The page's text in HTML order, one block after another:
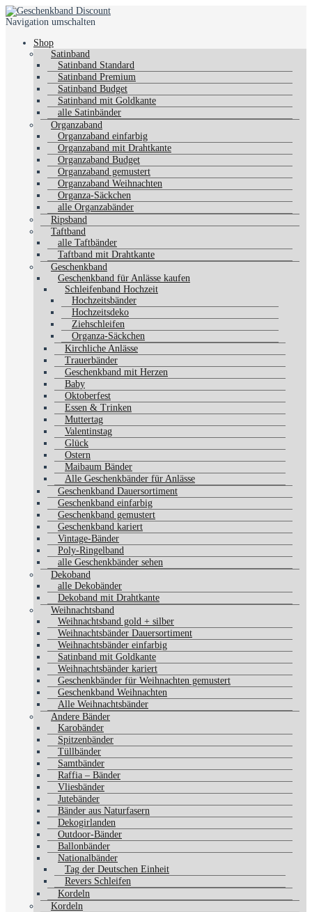
Navigation umschalten
Shop
Satinband
Satinband Standard
Satinband Premium
Satinband Budget
Satinband mit Goldkante
alle Satinbänder
Organzaband
Organzaband einfarbig
Organzaband mit Drahtkante
Organzaband Budget
Organzaband gemustert
Organzaband Weihnachten
Organza-Säckchen
alle Organzabänder
Ripsband
Taftband
alle Taftbänder
Taftband mit Drahtkante
Geschenkband
Geschenkband für Anlässe kaufen
Schleifenband Hochzeit
Hochzeitsbänder
Hochzeitsdeko
Ziehschleifen
Organza-Säckchen
Kirchliche Anlässe
Trauerbänder
Geschenkband mit Herzen
Baby
Oktoberfest
Essen & Trinken
Muttertag
Valentinstag
Glück
Ostern
Maibaum Bänder
Alle Geschenkbänder für Anlässe
Geschenkband Dauersortiment
Geschenkband einfarbig
Geschenkband gemustert
Geschenkband kariert
Vintage-Bänder
Poly-Ringelband
alle Geschenkbänder sehen
Dekoband
alle Dekobänder
Dekoband mit Drahtkante
Weihnachtsband
Weihnachtsband gold + silber
Weihnachtsbänder Dauersortiment
Weihnachtsbänder einfarbig
Satinband mit Goldkante
Weihnachtsbänder kariert
Geschenkbänder für Weihnachten gemustert
Geschenkband Weihnachten
Alle Weihnachtsbänder
Andere Bänder
Karobänder
Spitzenbänder
Tüllbänder
Samtbänder
Raffia – Bänder
Vliesbänder
Jutebänder
Bänder aus Naturfasern
Dekogirlanden
Outdoor-Bänder
Ballonbänder
Nationalbänder
Tag der Deutschen Einheit
Revers Schleifen
Kordeln
Kordeln